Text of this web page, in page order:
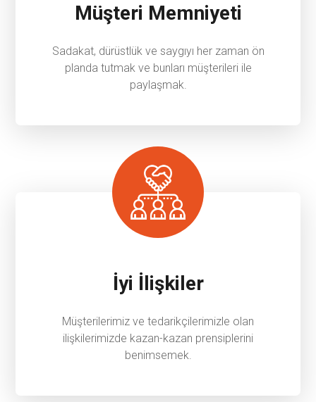
Müşteri Memniyeti
Sadakat, dürüstlük ve saygıyı her zaman ön
planda tutmak ve bunları müşterileri ile
paylaşmak.
İyi İlişkiler
Müşterilerimiz ve tedarikçilerimizle olan
ilişkilerimizde kazan-kazan prensiplerini
benimsemek.